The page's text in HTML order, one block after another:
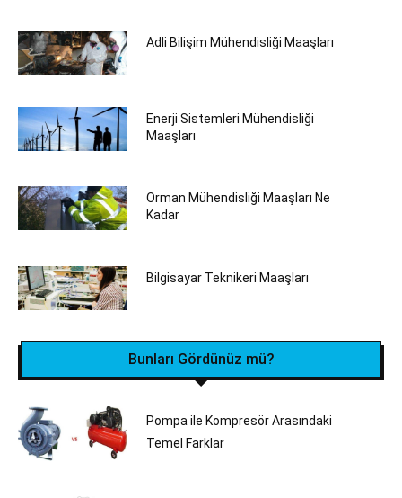
Adli Bilişim Mühendisliği Maaşları
Enerji Sistemleri Mühendisliği
Maaşları
Orman Mühendisliği Maaşları Ne
Kadar
Bilgisayar Teknikeri Maaşları
Bunları Gördünüz mü?
Pompa ile Kompresör Arasındaki
Temel Farklar